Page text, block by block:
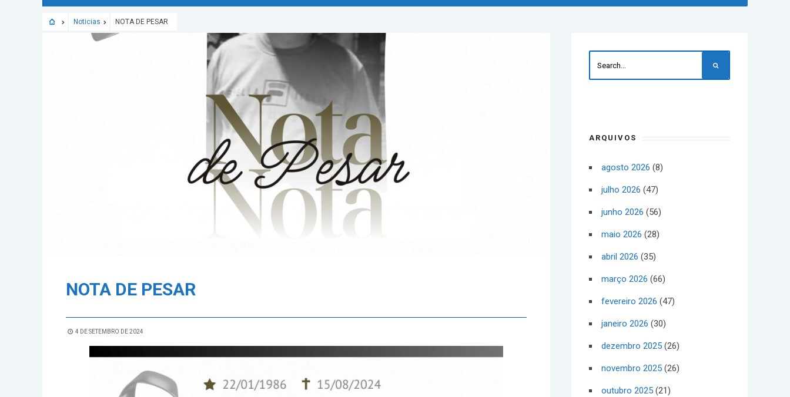
Noticias NOTA DE PESAR
NOTA DE PESAR
4 DE SETEMBRO DE 2024
ARQUIVOS
agosto 2026 (8)
julho 2026 (47)
junho 2026 (56)
maio 2026 (28)
abril 2026 (35)
março 2026 (66)
fevereiro 2026 (47)
janeiro 2026 (30)
dezembro 2025 (26)
novembro 2025 (26)
outubro 2025 (21)